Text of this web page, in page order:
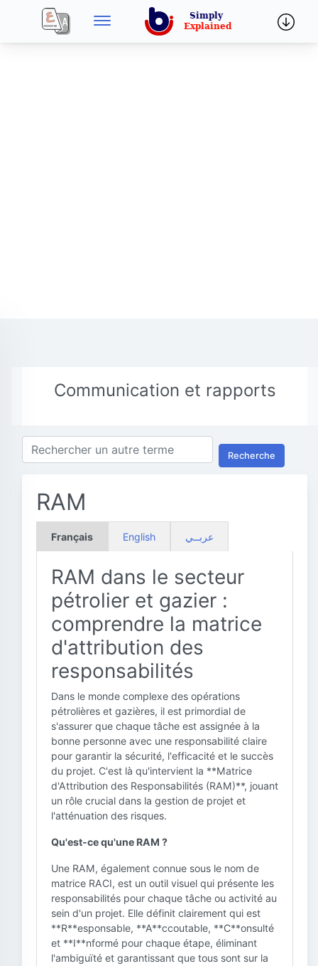
Communication et rapports
Recherche
RAM
Français English عربــي
RAM dans le secteur
pétrolier et gazier :
comprendre la matrice
d'attribution des
responsabilités
Dans le monde complexe des opérations
pétrolières et gazières, il est primordial de
s'assurer que chaque tâche est assignée à la
bonne personne avec une responsabilité claire
pour garantir la sécurité, l'efficacité et le succès
du projet. C'est là qu'intervient la **Matrice
d'Attribution des Responsabilités (RAM)**, jouant
un rôle crucial dans la gestion de projet et
l'atténuation des risques.
Qu'est-ce qu'une RAM ?
Une RAM, également connue sous le nom de
matrice RACI, est un outil visuel qui présente les
responsabilités pour chaque tâche ou activité au
sein d'un projet. Elle définit clairement qui est
**R**esponsable, **A**ccoutable, **C**onsulté
et **I**nformé pour chaque étape, éliminant
l'ambiguïté et garantissant que tous sont sur la